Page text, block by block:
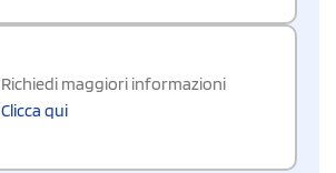
Richiedi maggiori informazioni
Clicca qui